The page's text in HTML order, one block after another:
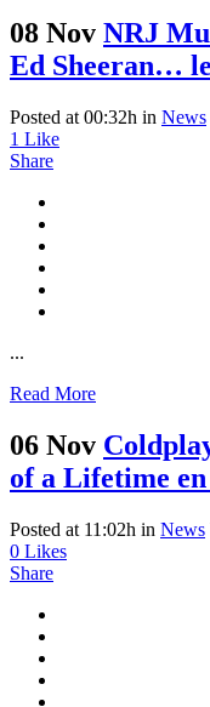
08 Nov NRJ
Ed Sheeran…
Posted at 00:32h in News
1 Like
Share
...
Read More
06 Nov
of a Lifetime en
Posted at 11:02h in News
0 Likes
Share